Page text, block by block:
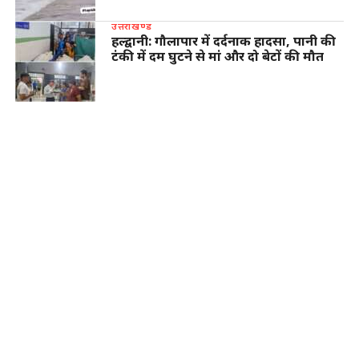
उत्तराखण्ड
हल्द्वानी: गौलापार में दर्दनाक हादसा, पानी की
टंकी में दम घुटने से मां और दो बेटों की मौत